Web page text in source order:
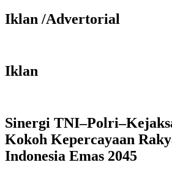
Iklan /Advertorial
Iklan
Sinergi
Kokoh Kepercayaan
Indonesia Emas 2045